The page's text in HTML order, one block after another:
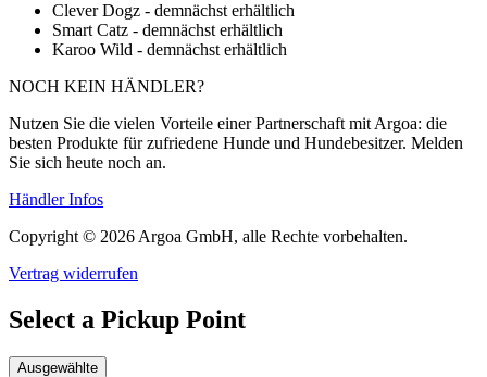
Clever Dogz - demnächst erhältlich
Smart Catz - demnächst erhältlich
Karoo Wild - demnächst erhältlich
NOCH KEIN HÄNDLER?
Nutzen Sie die vielen Vorteile einer Partnerschaft mit Argoa: die
besten Produkte für zufriedene Hunde und Hundebesitzer. Melden
Sie sich heute noch an.
Händler Infos
Copyright © 2026 Argoa GmbH, alle Rechte vorbehalten.
Vertrag widerrufen
Select a Pickup Point
Ausgewählte